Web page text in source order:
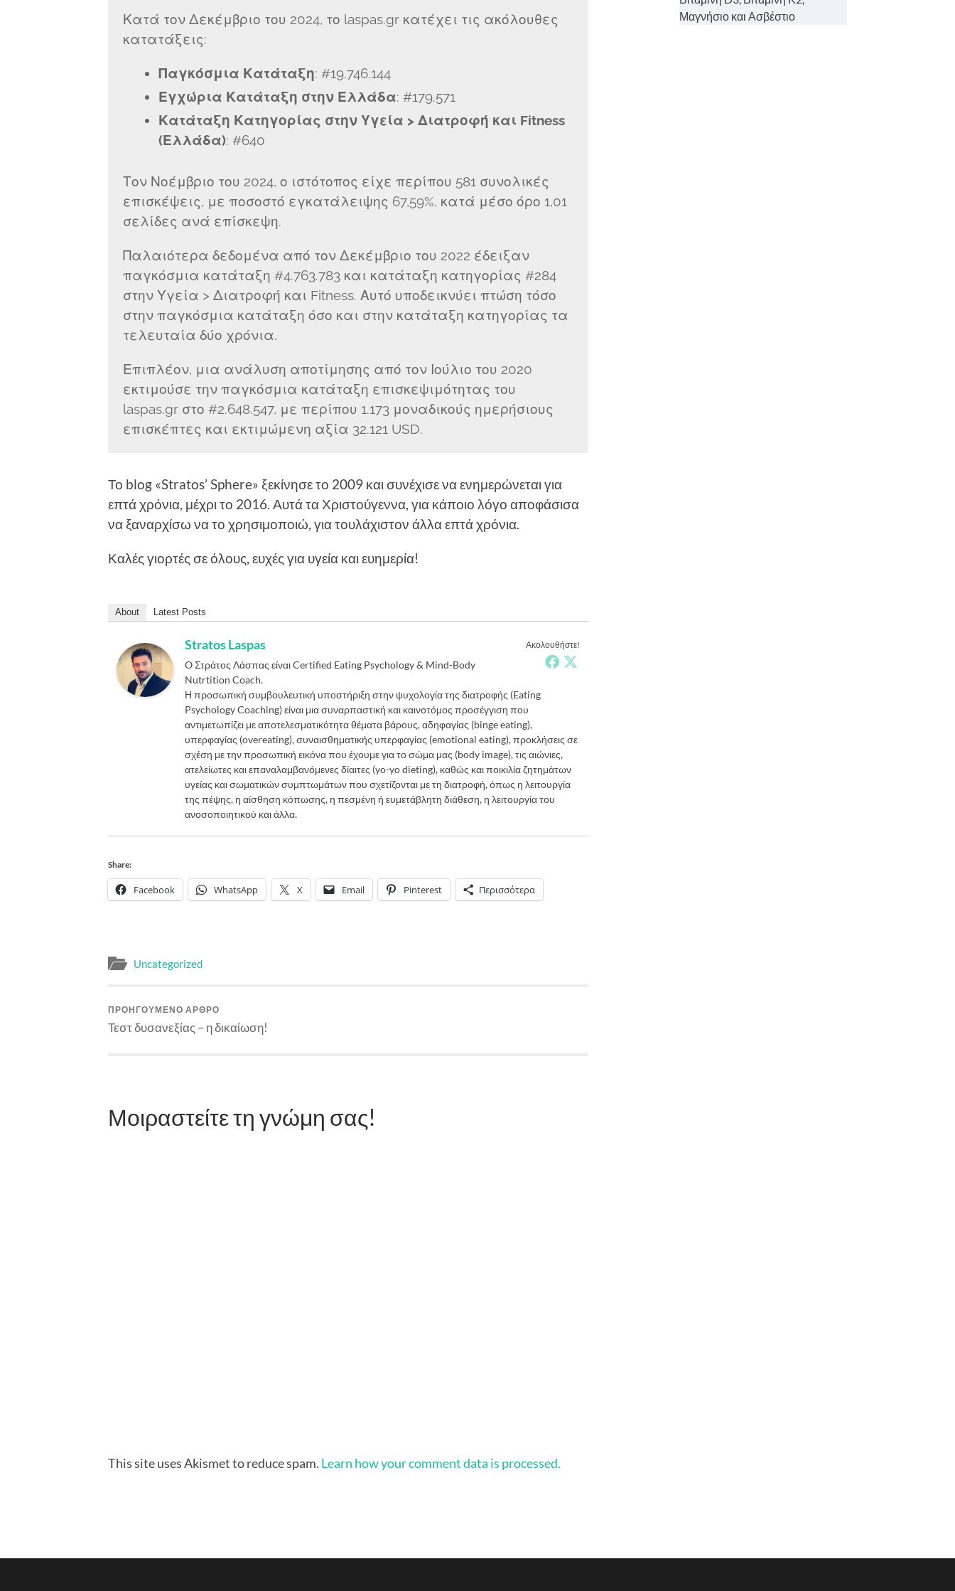
Κατά τον Δεκέμβριο του 2024, το laspas.gr κατέχει τις ακόλουθες
κατατάξεις:
Παγκόσμια Κατάταξη: #19.746.144
Εγχώρια Κατάταξη στην Ελλάδα: #179.571
Κατάταξη Κατηγορίας στην Υγεία > Διατροφή και Fitness
(Ελλάδα): #640
Τον Νοέμβριο του 2024, ο ιστότοπος είχε περίπου 581 συνολικές
επισκέψεις, με ποσοστό εγκατάλειψης 67,59%, κατά μέσο όρο 1,01
σελίδες ανά επίσκεψη.
Παλαιότερα δεδομένα από τον Δεκέμβριο του 2022 έδειξαν
παγκόσμια κατάταξη #4.763.783 και κατάταξη κατηγορίας #284
στην Υγεία > Διατροφή και Fitness. Αυτό υποδεικνύει πτώση τόσο
στην παγκόσμια κατάταξη όσο και στην κατάταξη κατηγορίας τα
τελευταία δύο χρόνια.
Επιπλέον, μια ανάλυση αποτίμησης από τον Ιούλιο του 2020
εκτιμούσε την παγκόσμια κατάταξη επισκεψιμότητας του
laspas.gr στο #2.648.547, με περίπου 1.173 μοναδικούς ημερήσιους
επισκέπτες και εκτιμώμενη αξία 32.121 USD.
Το blog «Stratos’ Sphere» ξεκίνησε το 2009 και συνέχισε να ενημερώνεται για
επτά χρόνια, μέχρι το 2016. Αυτά τα Χριστούγεννα, για κάποιο λόγο αποφάσισα
να ξαναρχίσω να το χρησιμοποιώ, για τουλάχιστον άλλα επτά χρόνια.
Καλές γιορτές σε όλους, ευχές για υγεία και ευημερία!
About Latest Posts
Ακολουθήστε!
Stratos Laspas
O Στράτος Λάσπας είναι Certified Eating Psychology & Mind-Body
Nutrtition Coach.
Η προσωπική συμβουλευτική υποστήριξη στην ψυχολογία της διατροφής (Eating
Psychology Coaching) είναι μια συναρπαστική και καινοτόμος προσέγγιση που
αντιμετωπίζει με αποτελεσματικότητα θέματα βάρους, αδηφαγίας (binge eating),
υπερφαγίας (overeating), συναισθηματικής υπερφαγίας (emotional eating), προκλήσεις σε
σχέση με την προσωπική εικόνα που έχουμε για το σώμα μας (body image), τις αιώνιες,
ατελείωτες και επαναλαμβανόμενες δίαιτες (yo-yo dieting), καθώς και ποικιλία ζητημάτων
υγείας και σωματικών συμπτωμάτων που σχετίζονται με τη διατροφή, όπως η λειτουργία
της πέψης, η αίσθηση κόπωσης, η πεσμένη ή ευμετάβλητη διάθεση, η λειτουργία του
ανοσοποιητικού και άλλα.
Share:
Facebook WhatsApp X Email Pinterest Περισσότερα
Uncategorized
ΠΡΟΗΓΟΎΜΕΝΟ ΆΡΘΡΟ
Τεστ δυσανεξίας – η δικαίωση!
Μοιραστείτε τη γνώμη σας!
This site uses Akismet to reduce spam. Learn how your comment data is processed.
Μαγνήσιο και Ασβέστιο